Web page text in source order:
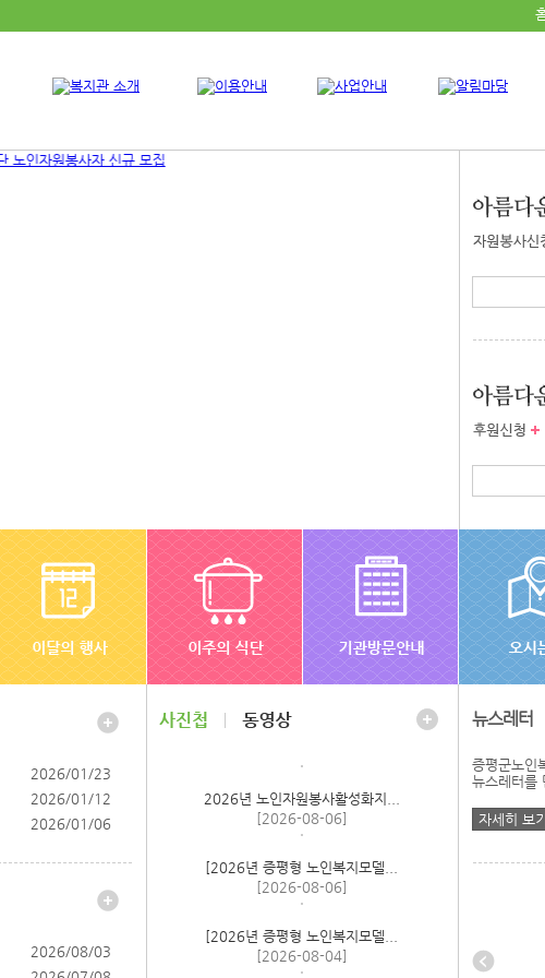
2026/01/23
2026/01/12
2026/01/06
2026/08/03
2026년 노인자원봉사활성화지...
[2026-08-06]
[2026년 증평형 노인복지모델...
[2026-08-06]
[2026년 증평형 노인복지모델...
[2026-08-04]
뉴스레터
증평군노인
뉴스레터를
자세히 보기